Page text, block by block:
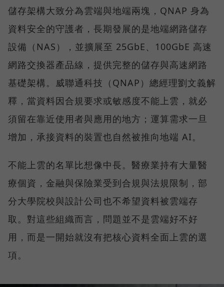
儲存架構大致分為雲端與地端兩塊，QNAP 身為
資料安全的守護者，長期發展的是地端網路儲存
設備（NAS），並擴展至 25GbE、100GbE 高速
網路交換器產品線，提供完整的儲存與高速網路
基礎架構。威聯通科技（QNAP）總經理劉文義解
釋，當資料因合規要求或敏感度不能上雲，就必
須留在靠近使用者與應用的地方；運算需求一旦
增加，承接資料的裝置也自然被推向地端 AI。
不能上雲的名單比想像中長。醫療業持有大量醫
療個資，金融與保險業受到合規與法規限制，部
分大學院校與設計公司也不希望資料被雲端存
取。對這些組織而言，問題並不是雲端好不好
用，而是一開始就沒有把核心資料全面上雲的選
項。